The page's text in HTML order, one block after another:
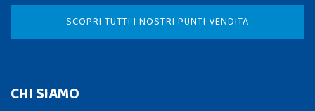
SCOPRI TUTTI I NOSTRI PUNTI VENDITA
CHI SIAMO